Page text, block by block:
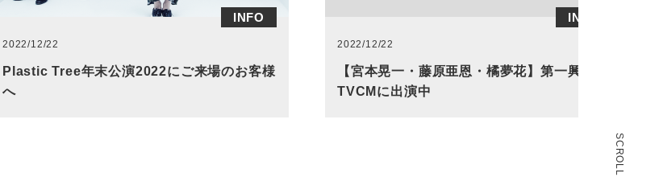
SCROLL
INFO
2022/12/22
Plastic Tree年末公演2022にご来場のお客様
へ
INFO
2022/12/22
【宮本晃一・藤原亜恩・橘夢花】第一興商
TVCMに出演中